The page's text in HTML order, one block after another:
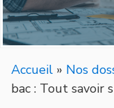
Accueil » Nos
bac : Tout savoir